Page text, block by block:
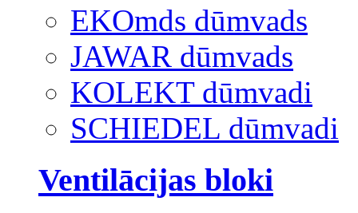
EKOmds dūmvads
JAWAR dūmvads
KOLEKT dūmvadi
SCHIEDEL dūmvadi
Ventilācijas bloki